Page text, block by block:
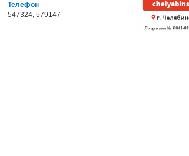
Телефон
547324, 579147